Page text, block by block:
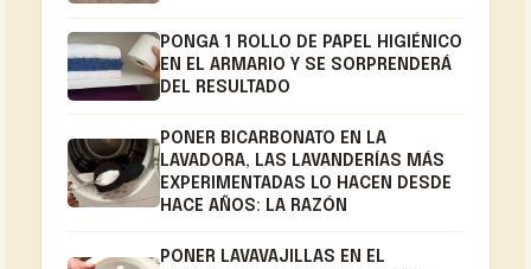
PONGA 1 ROLLO DE PAPEL HIGIÉNICO
EN EL ARMARIO Y SE SORPRENDERÁ
DEL RESULTADO
PONER BICARBONATO EN LA
LAVADORA, LAS LAVANDERÍAS MÁS
EXPERIMENTADAS LO HACEN DESDE
HACE AÑOS: LA RAZÓN
PONER LAVAVAJILLAS EN EL